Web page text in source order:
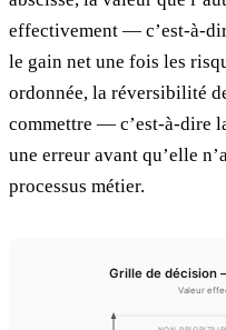
effectivement — c’est-à-
le gain net une fois les
ordonnée, la réversibilité
commettre — c’est-à-dire
une erreur avant qu’elle
processus métier.